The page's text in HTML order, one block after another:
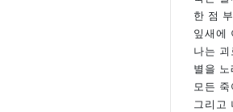
한 점
잎새에
나는
별을
모든
그리고